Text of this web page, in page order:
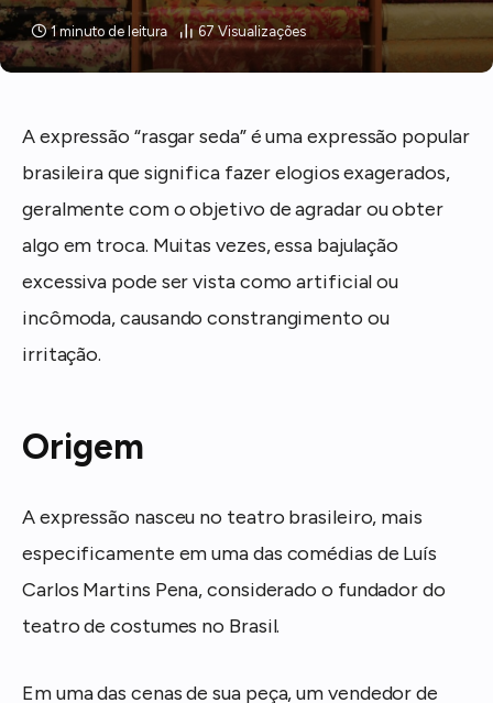
1 minuto de leitura 67Visualizações
A expressão “rasgar seda” é uma expressão popular
brasileira que significa fazer elogios exagerados,
geralmente com o objetivo de agradar ou obter
algo em troca. Muitas vezes, essa bajulação
excessiva pode ser vista como artificial ou
incômoda, causando constrangimento ou
irritação.
Origem
A expressão nasceu no teatro brasileiro, mais
especificamente em uma das comédias de Luís
Carlos Martins Pena, considerado o fundador do
teatro de costumes no Brasil.
Em uma das cenas de sua peça, um vendedor de